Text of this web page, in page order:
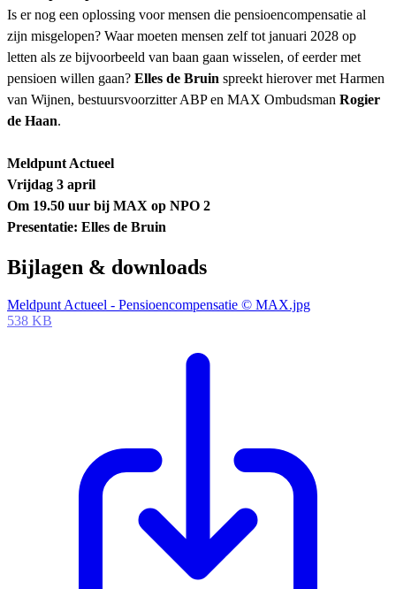
Is er nog een oplossing voor mensen die pensioencompensatie al
zijn misgelopen? Waar moeten mensen zelf tot januari 2028 op
letten als ze bijvoorbeeld van baan gaan wisselen, of eerder met
pensioen willen gaan? Elles de Bruin spreekt hierover met Harmen
van Wijnen, bestuursvoorzitter ABP en MAX Ombudsman Rogier
de Haan.
Meldpunt Actueel
Vrijdag 3 april
Om 19.50 uur bij MAX op NPO 2
Presentatie: Elles de Bruin
Bijlagen & downloads
Meldpunt Actueel - Pensioencompensatie © MAX.jpg
538 KB